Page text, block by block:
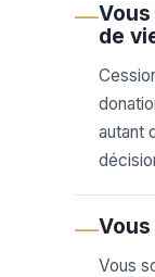
—
de
autant
—
Vous